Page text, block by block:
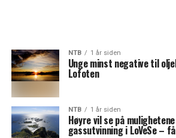
NTB 1 år siden
Unge minst negative til
Lofoten
NTB 1 år siden
Høyre vil se på
gassutvinning i LoVeSe –